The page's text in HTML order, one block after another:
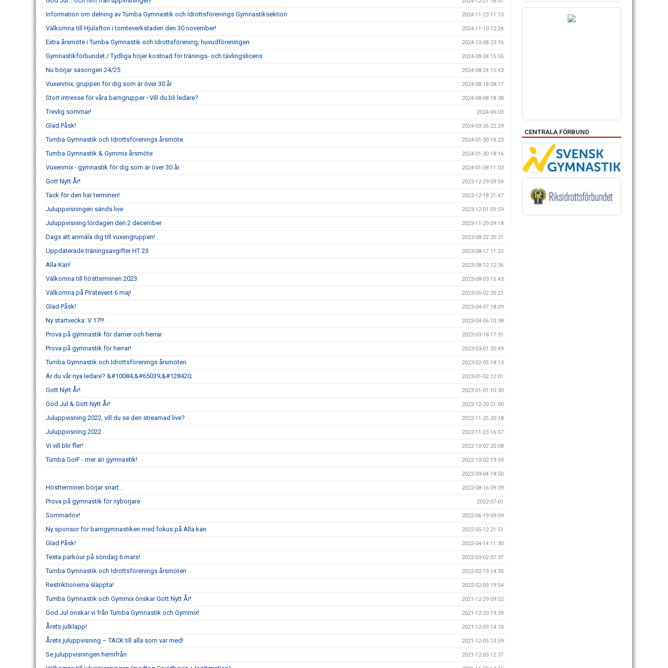
Information om delning av Tumba Gymnastik och Idrottsförenings Gymnastiksektion 2024-11-23 11:13
Välkomna till Hjulafton i tomteverkstaden den 30 november! 2024-11-10 12:24
Extra årsmöte i Tumba Gymnastik och Idrottsförening, huvudföreningen 2024-10-08 23:16
Gymnastikförbundet / Tydliga höjer kostnad för tränings- och tävlingslicens 2024-08-24 15:55
Nu börjar säsongen 24/25 2024-08-24 15:43
Vuxenmix, gruppen för dig som är över 30 år 2024-08-18 08:17
Stort intresse för våra barngrupper - Vill du bli ledare? 2024-08-08 18:38
Trevlig sommar! 2024-06-03
Glad Påsk! 2024-03-26 22:29
Tumba Gymnastik och Idrottsförenings årsmöte 2024-01-30 18:23
Tumba Gymnastik & Gymmix årsmöte 2024-01-30 18:16
Vuxenmix - gymnastik för dig som är över 30 år. 2024-01-08 11:03
Gott Nytt År! 2023-12-29 09:54
Tack för den här terminen! 2023-12-18 21:47
Juluppvisningen sänds live 2023-12-01 09:59
Juluppvisning lördagen den 2 december 2023-11-29 09:18
Dags att anmäla dig till vuxengruppen! 2023-08-22 20:21
Uppdaterade träningsavgifter HT 23 2023-08-17 11:22
Alla Kan! 2023-08-12 12:36
Välkomna till höstterminen 2023 2023-08-03 15:43
Välkomna på Piratevent 6 maj! 2023-05-02 20:21
Glad Påsk! 2023-04-07 18:09
Ny startvecka: V 17!!! 2023-04-06 10:38
Prova på gymnastik för damer och herrar 2023-03-18 17:31
Prova på gymnastik för herrar! 2023-03-01 20:49
Tumba Gymnastik och Idrottsförenings årsmöten 2023-02-05 18:13
Är du vår nya ledare? &#10084;&#65039;&#128420; 2023-01-02 12:01
Gott Nytt År! 2023-01-01 10:30
God Jul & Gott Nytt År! 2022-12-20 21:00
Juluppvisning 2022, vill du se den streamad live? 2022-11-25 20:18
Juluppvisning 2022 2022-11-23 16:57
Vi vill blir fler! 2022-10-02 20:08
Tumba GoIF - mer än gymnastik! 2022-10-02 19:59
2022-09-04 18:50
Höstterminen börjar snart... 2022-08-16 09:39
Prova på gymnastik för nybörjare 2022-07-01
Sommarlov! 2022-06-19 09:09
Ny sponsor för barngymnastiken med fokus på Alla kan 2022-05-12 21:51
Glad Påsk! 2022-04-14 11:30
Testa parkour på söndag 6 mars! 2022-03-02 07:37
Tumba Gymnastik och Idrottsförenings årsmöten 2022-02-19 14:35
Restriktionerna släppta! 2022-02-09 19:54
Tumba Gymnastik och Gymmix önskar Gott Nytt År! 2021-12-29 09:52
God Jul önskar vi från Tumba Gymnastik och Gymmix! 2021-12-20 19:39
Årets julklapp! 2021-12-09 14:10
Årets juluppvisning – TACK till alla som var med! 2021-12-05 13:59
Se juluppvisningen hemifrån 2021-12-03 12:37
CENTRALA FÖRBUND